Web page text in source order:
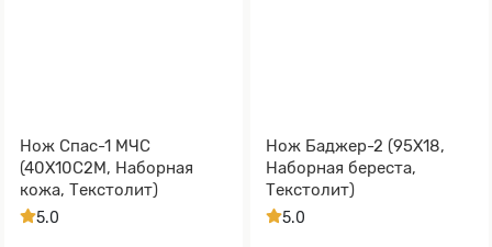
Нож Спас-1 МЧС
(40Х10С2М, Наборная
кожа, Текстолит)
5.0
Нож Баджер-2 (95Х18,
Наборная береста,
Текстолит)
5.0